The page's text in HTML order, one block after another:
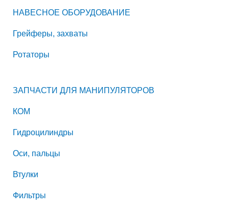
НАВЕСНОЕ ОБОРУДОВАНИЕ
Грейферы, захваты
Ротаторы
ЗАПЧАСТИ ДЛЯ МАНИПУЛЯТОРОВ
КОМ
Гидроцилиндры
Оси, пальцы
Втулки
Фильтры